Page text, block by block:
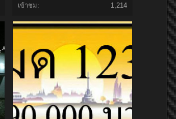
เข้าชม:
1,214